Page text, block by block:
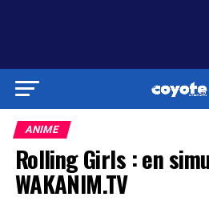
ANIME
Rolling Girls : en
WAKANIM.TV